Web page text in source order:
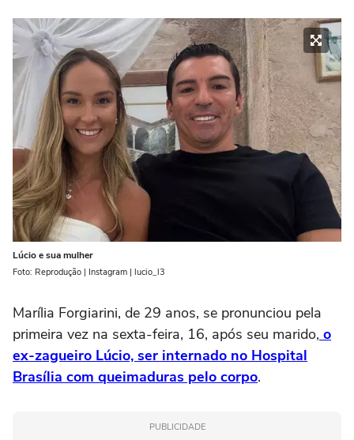
Lúcio e sua mulher
Foto: Reprodução | Instagram | lucio_l3
Marília Forgiarini, de 29 anos, se pronunciou pela
primeira vez na sexta-feira, 16, após seu marido, o
ex-zagueiro Lúcio, ser internado no Hospital
Brasília com queimaduras pelo corpo.
PUBLICIDADE